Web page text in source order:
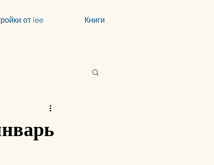
от lee Книги